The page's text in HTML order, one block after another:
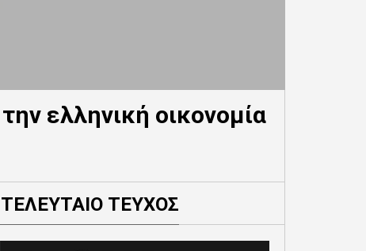
ελληνική οικονομία
ΤΕΛΕΥΤΑΙΟ ΤΕΥΧΟΣ